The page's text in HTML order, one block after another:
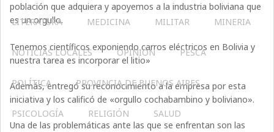
LITERATURA MEDICINA MILITAR MINERIA
NOTICIAS LOCALES OPINIÓN PESCA
POLÍTICA PROVINCIA DE BUENOS AIRES
PSICOLOGÍA RELIGIÓN SALUD
población que adquiera y apoyemos a la industria boliviana que
es un orgullo.
Tenemos científicos exponiendo carros eléctricos en Bolivia y
nuestra tarea es incorporar el litio»
Además, entregó su reconocimiento a la empresa por esta
iniciativa y los calificó de «orgullo cochabambino y boliviano».
Una de las problemáticas ante las que se enfrentan son las